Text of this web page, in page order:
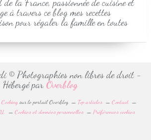
à travers ce blog mes recettes
pour régaler la famille en toutes
© Photographies non libres de droit -
Hébergé par Overblog
sur le portail Overblog Top articles
Contact
Cookies et données personnelles Préférences cookies